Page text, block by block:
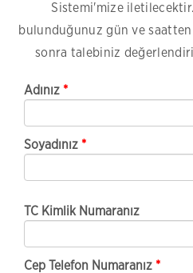
Sistemi'mize
bulunduğunuz gün ve
sonra talebiniz
Adınız *
Soyadınız *
TC Kimlik Numaranız
Cep Telefon Numaranız *